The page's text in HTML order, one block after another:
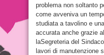
problema non soltanto
come avveniva un
studiata a tavolino e
accurata anche grazie
laSegreteria del
lavori di manutenzione